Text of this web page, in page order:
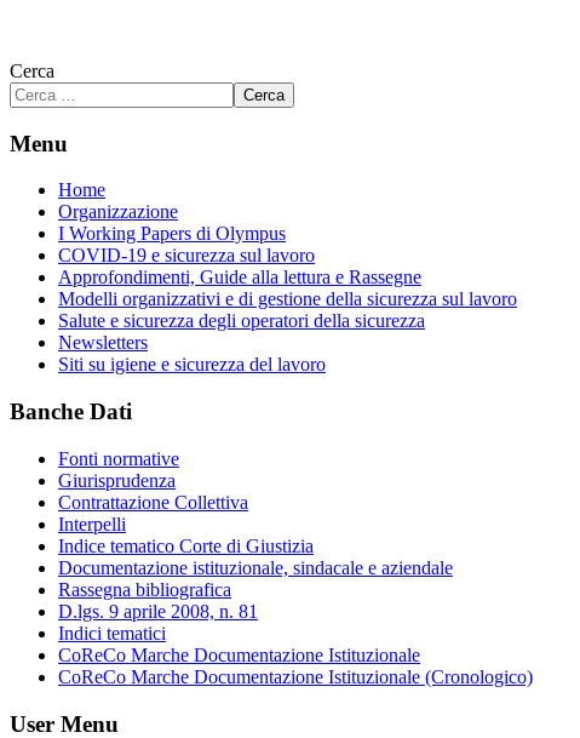
Cerca
Cerca
Menu
Home
Organizzazione
I Working Papers di Olympus
COVID-19 e sicurezza sul lavoro
Approfondimenti, Guide alla lettura e Rassegne
Modelli organizzativi e di gestione della sicurezza sul lavoro
Salute e sicurezza degli operatori della sicurezza
Newsletters
Siti su igiene e sicurezza del lavoro
Banche Dati
Fonti normative
Giurisprudenza
Contrattazione Collettiva
Interpelli
Indice tematico Corte di Giustizia
Documentazione istituzionale, sindacale e aziendale
Rassegna bibliografica
D.lgs. 9 aprile 2008, n. 81
Indici tematici
CoReCo Marche Documentazione Istituzionale
CoReCo Marche Documentazione Istituzionale (Cronologico)
User Menu